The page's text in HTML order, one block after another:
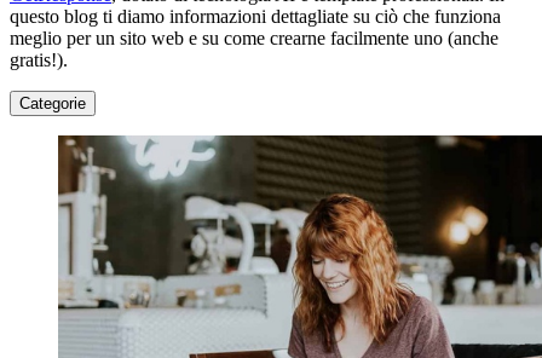
questo blog ti diamo informazioni dettagliate su ciò che funziona
meglio per un sito web e su come crearne facilmente uno (anche
gratis!).
Categorie